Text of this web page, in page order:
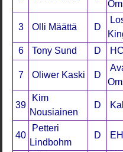
3 Olli Määttä D
6 Tony Sund D
7 Oliwer Kaski D
39
Kim
Nousiainen
D
40
Petteri
Lindbohm
D